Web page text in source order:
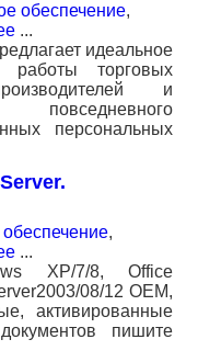
обеспечение,
...
идеальное
работы торговых
и
повседневного
персональных
,
...
XP/7/8, Office
08/12 ОЕМ,
активированные
пишите